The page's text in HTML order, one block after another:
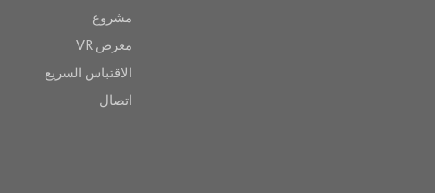
مشروع
معرض VR
الاقتباس السريع
اتصال